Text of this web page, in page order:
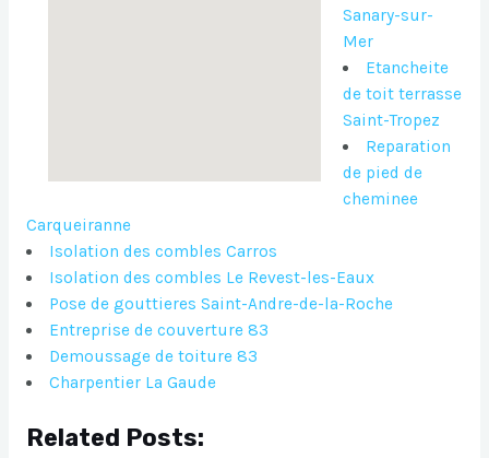
Sanary-sur-
Mer
Etancheite
de toit terrasse
Saint-Tropez
Reparation
de pied de
cheminee
Carqueiranne
Isolation des combles Carros
Isolation des combles Le Revest-les-Eaux
Pose de gouttieres Saint-Andre-de-la-Roche
Entreprise de couverture 83
Demoussage de toiture 83
Charpentier La Gaude
Related Posts: